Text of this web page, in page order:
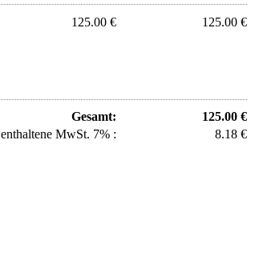
125.00 €
125.00 €
Gesamt:
125.00 €
enthaltene MwSt. 7% :
8.18 €